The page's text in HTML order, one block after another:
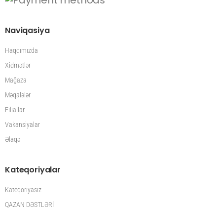
Naviqasiya
Haqqımızda
Xidmətlər
Mağaza
Məqalələr
Filiallar
Vakansiyalar
Əlaqə
Kateqoriyalar
Kateqoriyasız
QAZAN DƏSTLƏRİ